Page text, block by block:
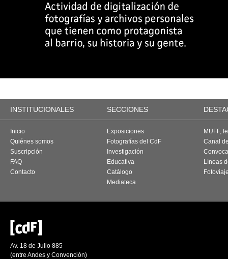
INSTITUCIONALES SECCIONES
Inicio
Quiénes somos
Suscripción
FAQ
Contacto
Exposiciones
Fotografías del CdF
Investigación
Educativa
Catálogo
Mediateca
MUFF,
Canal
Líneas
Av. 18 de Julio 885
(entre Andes y Convención)